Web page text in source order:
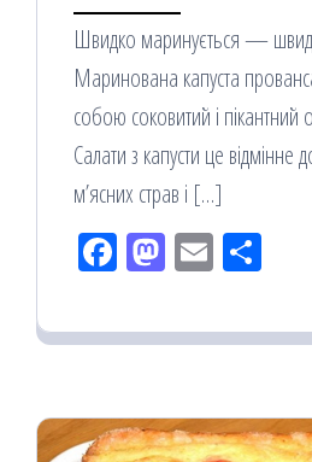
Швидко маринується —
Маринована капуста
собою соковитий і пікантний
Салати з капусти це відмінне
м’ясних страв і […]
Fac
oo
M
od
Em
ит
я